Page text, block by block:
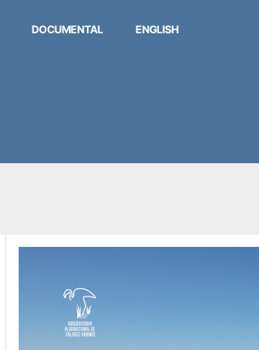
DOCUMENTAL ENGLISH